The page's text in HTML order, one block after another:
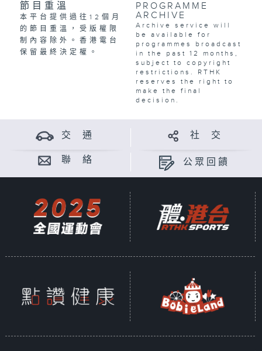
節目重溫
本平台提供過往12個月
的節目重溫，受版權限
制內容除外。香港電台
保留最終決定權。
PROGRAMME
ARCHIVE
Archive service will
be available for
programmes broadcast
in the past 12 months,
subject to copyright
restrictions. RTHK
reserves the right to
make the final
decision.
交 通 社 交
聯 絡 公眾回饋